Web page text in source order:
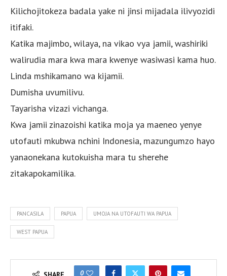
Kilichojitokeza badala yake ni jinsi mijadala ilivyozidi
itifaki.
Katika majimbo, wilaya, na vikao vya jamii, washiriki
walirudia mara kwa mara kwenye wasiwasi kama huo.
Linda mshikamano wa kijamii.
Dumisha uvumilivu.
Tayarisha vizazi vichanga.
Kwa jamii zinazoishi katika moja ya maeneo yenye
utofauti mkubwa nchini Indonesia, mazungumzo hayo
yanaonekana kutokuisha mara tu sherehe
zitakapokamilika.
PANCASILA PAPUA UMOJA NA UTOFAUTI WA PAPUA
WEST PAPUA
0